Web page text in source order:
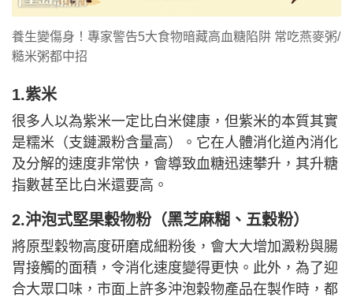
養生變傷身！專家警告5大食物暗藏高血糖陷阱 常吃燕麥粥/
糙米粥都中招
1.紫米
很多人以為紫米一定比白米健康，但紫米的本質其實
是糯米（支鏈澱粉含量高）。它在人體消化道內消化
及分解的速度非常快，會導致血糖迅速攀升，其升糖
指數甚至比白米還要高。
2.沖泡式堅果穀物粉（黑芝麻糊、五穀粉）
將原型穀物高度研磨成細粉後，會大大增加澱粉與腸
胃接觸的面積，令消化速度變得更快。此外，為了迎
合大眾口味，市面上許多沖泡穀物產品在製作時，都